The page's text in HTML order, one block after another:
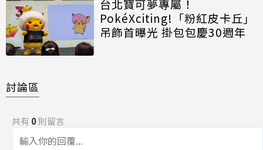
台北寶可夢專屬！
PokéXciting!「粉紅皮卡丘」
吊飾首曝光 掛包包慶30週年
討論區
共有 0則留言